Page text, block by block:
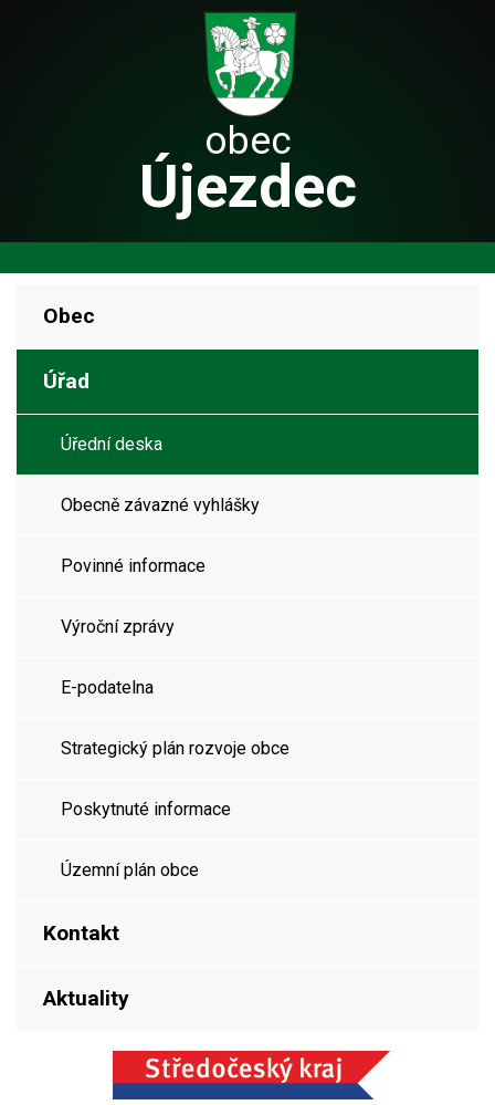
obec
Újezdec
Obec
Úřad
Úřední deska
Obecně závazné vyhlášky
Povinné informace
Výroční zprávy
E-podatelna
Strategický plán rozvoje obce
Poskytnuté informace
Územní plán obce
Kontakt
Aktuality